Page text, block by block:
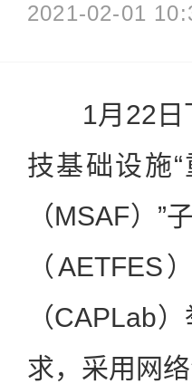
2021-02-01
1月22日下
技基础设施
（MSAF）”
（
（CAPLab
求，采用网